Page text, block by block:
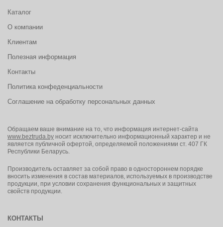
Каталог
О компании
Клиентам
Полезная информация
Контакты
Политика конфеденциальности
Соглашение на обработку персональных данных
Обращаем ваше внимание на то, что информация интернет-сайта
www.beztruda.by носит исключительно информационный характер и не
является публичной офертой, определяемой положениями ст. 407 ГК
Республики Беларусь.
Производитель оставляет за собой право в одностороннем порядке
вносить изменения в состав материалов, используемых в производстве
продукции, при условии сохранения функциональных и защитных
свойств продукции.
КОНТАКТЫ